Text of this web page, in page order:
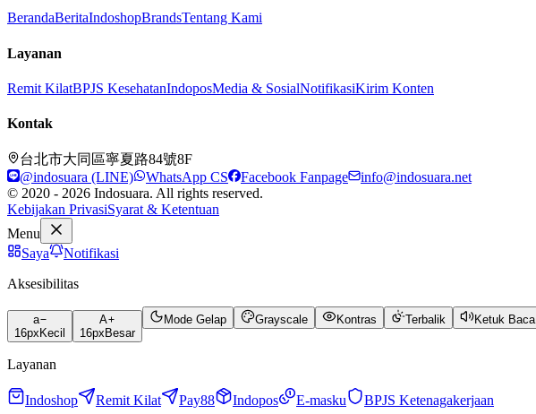
BerandaBeritaIndoshopBrandsTentang Kami
Layanan
Remit KilatBPJS KesehatanIndoposMedia & SosialNotifikasiKirim Konten
Kontak
台北市大同區寧夏路84號8F
@indosuara (LINE)
WhatsApp CS Facebook Fanpage
info@indosuara.net
© 2020 - 2026 Indosuara. All rights reserved.
Kebijakan PrivasiSyarat & Ketentuan
Menu
Saya
Notifikasi
Aksesibilitas
a
16px Kecil
A
16px Besar
Mode Gelap Grayscale Kontras Terbalik Ketuk Baca
Layanan
Indoshop Remit Kilat Pay88 Indopos E-masku BPJS Ketenagakerjaan